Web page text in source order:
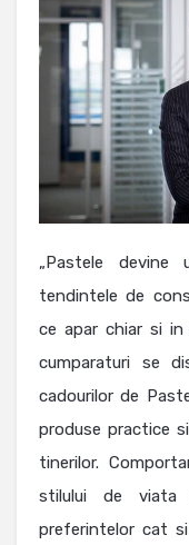
„Pastele devine
tendintele de
ce apar chiar si in
cumparaturi se
cadourilor de
produse practice
tinerilor.
stilului de
preferintelor cat